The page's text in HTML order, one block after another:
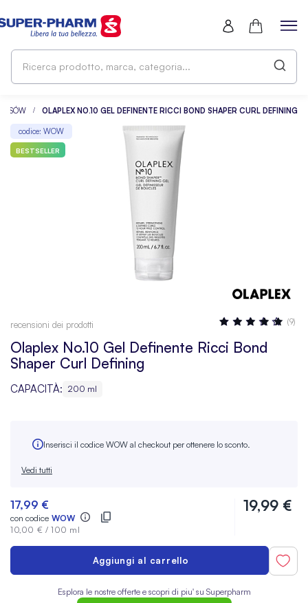
OLAPLEX NO.10 GEL DEFINENTE RICCI BOND SHAPER CURL DEFINING
codice: WOW
BESTSELLER
Olaplex No.10 Gel Definente Ricci Bond
Shaper Curl Defining
Valutazione: (9)
recensioni dei prodotti
CAPACITÀ: 200 ml
Inserisci il codice WOW al checkout per ottenere lo sconto.
Vedi tutti
17,99 €
con codice WOW
10,00 € /100 ml
19,99 €
Aggiungi al carrello
Esplora le nostre offerte e scopri di piu' su Superpharm